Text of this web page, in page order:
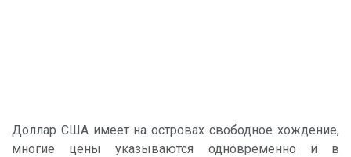
Доллар США имеет на островах свободное хождение,
многие цены указываются одновременно и в